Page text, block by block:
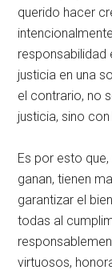
querido hacer
responsabilidad
justicia en una
el contrario, no
justicia, sino
Es por esto
ganan, tienen
garantizar el
todas al
virtuosos,